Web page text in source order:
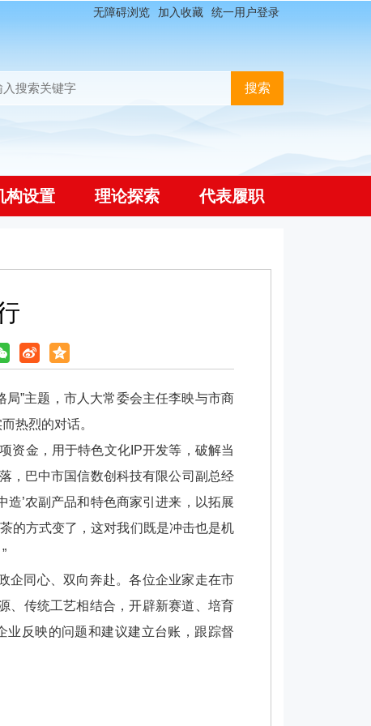
无障碍浏览 加入收藏 统一用户登录
构设置 理论探索 代表履职
局”主题，市人大常委会主任李映与市商
热烈的对话。
资金，用于特色文化IP开发等，破解当
，巴中市国信数创科技有限公司副总经
造’农副产品和特色商家引进来，以拓展
的方式变了，这对我们既是冲击也是机
企同心、双向奔赴。各位企业家走在市
、传统工艺相结合，开辟新赛道、培育
业反映的问题和建议建立台账，跟踪督